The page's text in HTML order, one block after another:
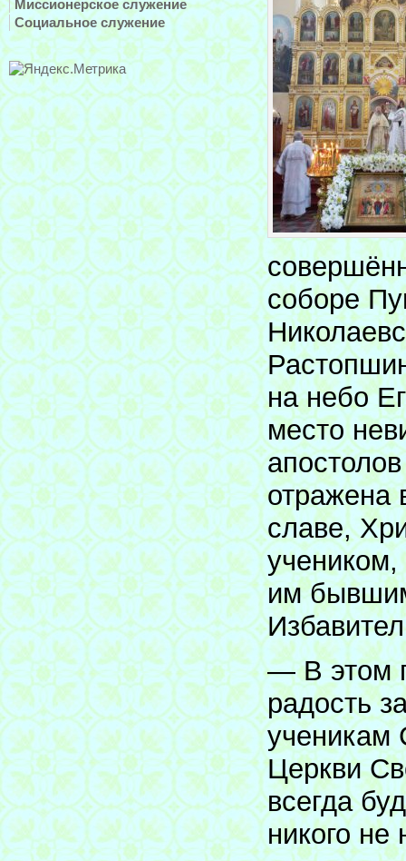
Миссионерское служение
Социальное служение
соборе
на небо
место
отражена
славе,
им
— В этом
радость
ученикам
Церкви
всегда
никого